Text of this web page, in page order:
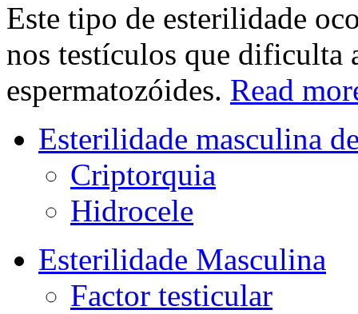
Este tipo de esterilidade
nos testículos que dificulta
espermatozóides. Read
Esterilidade masculina
Criptorquia
Hidrocele
Esterilidade Masculina
Factor testicular